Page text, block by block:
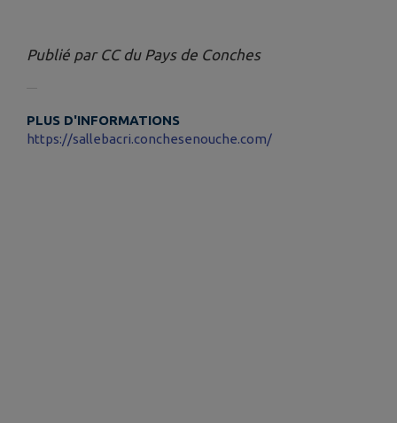
Publié par CC du Pays de Conches
PLUS D'INFORMATIONS
https://sallebacri.conchesenouche.com/